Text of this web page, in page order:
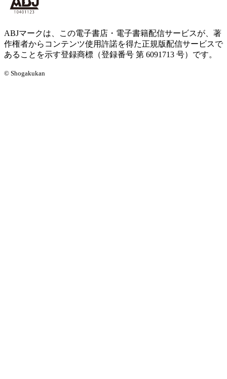
ABJマークは、この電子書店・電子書籍配信サービスが、著
作権者からコンテンツ使用許諾を得た正規版配信サービスで
あることを示す登録商標（登録番号 第 6091713 号）です。
© Shogakukan